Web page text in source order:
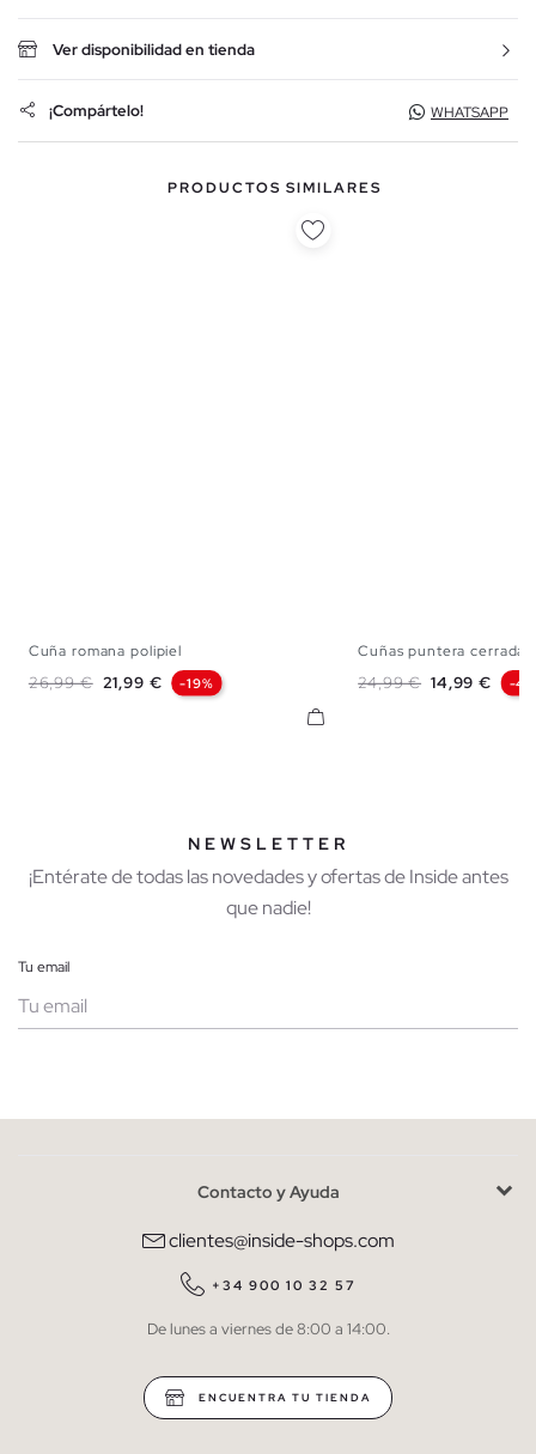
Ver disponibilidad en tienda
¡Compártelo! WHATSAPP
PRODUCTOS SIMILARES
37
Cuña romana polipiel
Precio base
26,99 € Precio
21,99 € -19%
Cuñas puntera cerrada
Precio base
24,99 € Precio
14,99 € -
NEWSLETTER
¡Entérate de todas las novedades y ofertas de Inside antes
que nadie!
Tu email
He leído y entiendo lapolítica de privacidad
QUIERO SUSCRIBIRME
* Puedes cancelar la suscripción en cualquier momento.
Contacto y Ayuda
clientes@inside-shops.com
+34 900 10 32 57
De lunes a viernes de 8:00 a 14:00.
ENCUENTRA TU TIENDA